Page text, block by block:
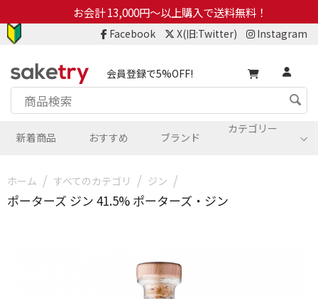
お会計 13,000円～以上購入で送料無料！
Facebook X(旧:Twitter) Instagram
会員登録で5%OFF!
カテゴリー
新着商品 おすすめ ブランド
ホーム / すべてのカテゴリ / ジン /
ポーターズ ジン 41.5% ポーターズ・ジン